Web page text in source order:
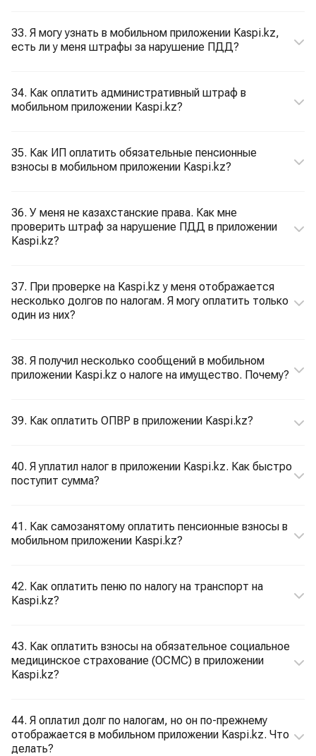
33. Я могу узнать в мобильном приложении Kaspi.kz,
есть ли у меня штрафы за нарушение ПДД?
34. Как оплатить административный штраф в
мобильном приложении Kaspi.kz?
35. Как ИП оплатить обязательные пенсионные
взносы в мобильном приложении Kaspi.kz?
36. У меня не казахстанские права. Как мне
проверить штраф за нарушение ПДД в приложении
Kaspi.kz?
37. При проверке на Kaspi.kz у меня отображается
несколько долгов по налогам. Я могу оплатить только
один из них?
38. Я получил несколько сообщений в мобильном
приложении Kaspi.kz о налоге на имущество. Почему?
39. Как оплатить ОПВР в приложении Kaspi.kz?
40. Я уплатил налог в приложении Kaspi.kz. Как быстро
поступит сумма?
41. Как самозанятому оплатить пенсионные взносы в
мобильном приложении Kaspi.kz?
42. Как оплатить пеню по налогу на транспорт на
Kaspi.kz?
43. Как оплатить взносы на обязательное социальное
медицинское страхование (ОСМС) в приложении
Kaspi.kz?
44. Я оплатил долг по налогам, но он по-прежнему
отображается в мобильном приложении Kaspi.kz. Что
делать?